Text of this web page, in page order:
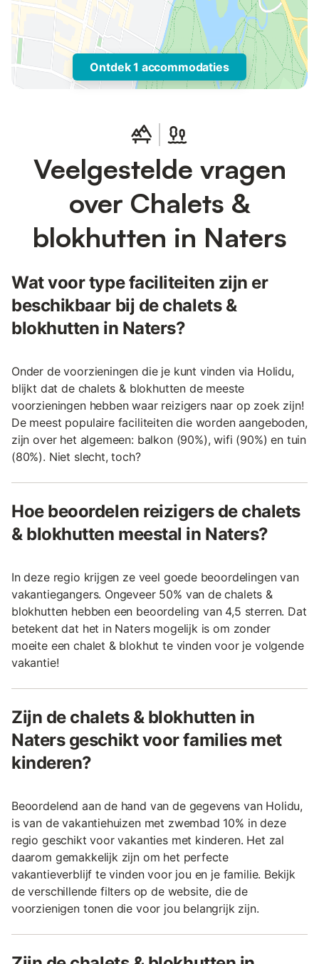
Ontdek 1 accommodaties
Veelgestelde vragen
over Chalets &
blokhutten in Naters
Wat voor type faciliteiten zijn er
beschikbaar bij de chalets &
blokhutten in Naters?
Onder de voorzieningen die je kunt vinden via Holidu,
blijkt dat de chalets & blokhutten de meeste
voorzieningen hebben waar reizigers naar op zoek zijn!
De meest populaire faciliteiten die worden aangeboden,
zijn over het algemeen: balkon (90%), wifi (90%) en tuin
(80%). Niet slecht, toch?
Hoe beoordelen reizigers de chalets
& blokhutten meestal in Naters?
In deze regio krijgen ze veel goede beoordelingen van
vakantiegangers. Ongeveer 50% van de chalets &
blokhutten hebben een beoordeling van 4,5 sterren. Dat
betekent dat het in Naters mogelijk is om zonder
moeite een chalet & blokhut te vinden voor je volgende
vakantie!
Zijn de chalets & blokhutten in
Naters geschikt voor families met
kinderen?
Beoordelend aan de hand van de gegevens van Holidu,
is van de vakantiehuizen met zwembad 10% in deze
regio geschikt voor vakanties met kinderen. Het zal
daarom gemakkelijk zijn om het perfecte
vakantieverblijf te vinden voor jou en je familie. Bekijk
de verschillende filters op de website, die de
voorzienigen tonen die voor jou belangrijk zijn.